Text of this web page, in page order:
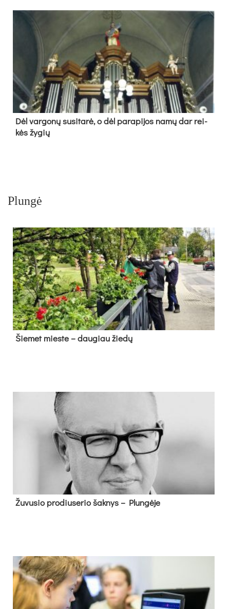
Dėl var­go­nų su­si­ta­rė, o dėl pa­ra­pi­jos na­mų dar rei­
kės žy­gių
Plungė
Šie­met mies­te – dau­giau žie­dų
Žu­vu­sio pro­diu­se­rio šak­nys – Plun­gė­je